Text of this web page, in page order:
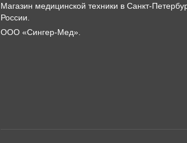
Магазин медицинской техники в Санкт-
России.
ООО «Сингер-Мед».